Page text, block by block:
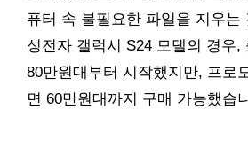
퓨터 속 불필요한 파일을 지우는
성전자 갤럭시 S24 모델의 경우,
80만원대부터 시작했지만, 프로
면 60만원대까지 구매 가능했습